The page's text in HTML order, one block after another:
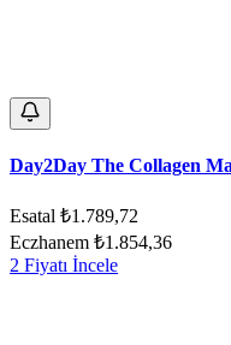
Day2Day The Collagen
Esatal ₺1.789,72
Eczhanem ₺1.854,36
2 Fiyatı İncele